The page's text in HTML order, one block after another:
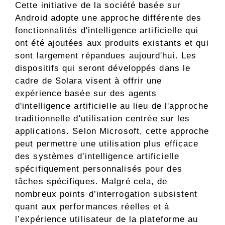
Cette initiative de la société basée sur
Android adopte une approche différente des
fonctionnalités d'intelligence artificielle qui
ont été ajoutées aux produits existants et qui
sont largement répandues aujourd'hui. Les
dispositifs qui seront développés dans le
cadre de Solara visent à offrir une
expérience basée sur des agents
d'intelligence artificielle au lieu de l'approche
traditionnelle d'utilisation centrée sur les
applications. Selon Microsoft, cette approche
peut permettre une utilisation plus efficace
des systèmes d'intelligence artificielle
spécifiquement personnalisés pour des
tâches spécifiques. Malgré cela, de
nombreux points d’interrogation subsistent
quant aux performances réelles et à
l’expérience utilisateur de la plateforme au